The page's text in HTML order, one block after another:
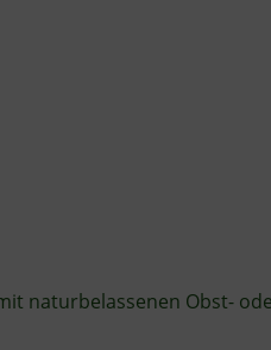
naturbelassenen Obst-